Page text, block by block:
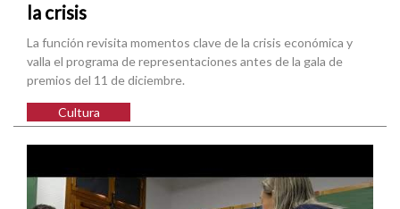
la crisis
La función revisita momentos clave de la crisis económica y
valla el programa de representaciones antes de la gala de
premios del 11 de diciembre.
Cultura